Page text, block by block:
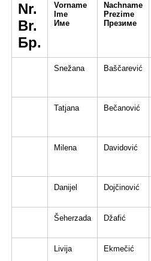
Nr.
Br.
Бр.
Vorname
Ime
Име
Nachname
Prezime
Презиме
Snežana Baščarević
Tatjana Bečanović
Milena Davidović
Danijel Dojčinović
Šeherzada Džafić
Livija Ekmečić